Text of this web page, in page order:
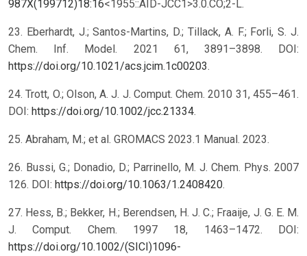
987X(199712)18:16<1955::AID-JCC1>3.0.CO;2-L.
23. Eberhardt, J.; Santos-Martins, D.; Tillack, A. F.; Forli, S. J.
Chem. Inf. Model. 2021 61, 3891–3898. DOI:
https://doi.org/10.1021/acs.jcim.1c00203.
24. Trott, O.; Olson, A. J. J. Comput. Chem. 2010 31, 455–461.
DOI: https://doi.org/10.1002/jcc.21334.
25. Abraham, M.; et al. GROMACS 2023.1 Manual. 2023.
26. Bussi, G.; Donadio, D.; Parrinello, M. J. Chem. Phys. 2007
126. DOI: https://doi.org/10.1063/1.2408420.
27. Hess, B.; Bekker, H.; Berendsen, H. J. C.; Fraaije, J. G. E. M.
J. Comput. Chem. 1997 18, 1463–1472. DOI:
https://doi.org/10.1002/(SICI)1096-